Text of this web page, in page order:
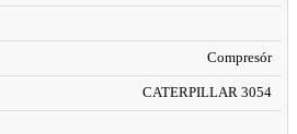
Compresór
CATERPILLAR 3054